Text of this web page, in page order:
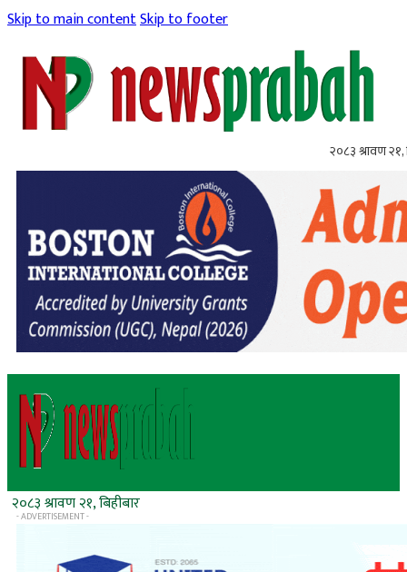
Skip to main contentSkip to footer
२०८३ श्रावण २१,
२०८३ श्रावण २१, बिहीबार
- ADVERTISEMENT -